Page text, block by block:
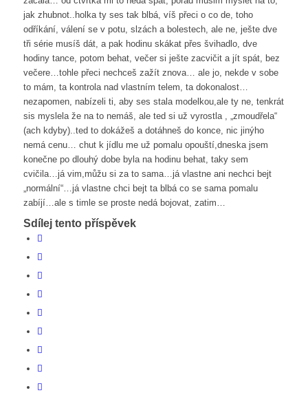
jak zhubnot..holka ty ses tak blbá, víš přeci o co de, toho
odříkání, válení se v potu, slzách a bolestech, ale ne, ješte dve
tři série musíš dát, a pak hodinu skákat přes švihadlo, dve
hodiny tance, potom behat, večer si ješte zacvičit a jít spát, bez
večere…tohle přeci nechceš zažít znova… ale jo, nekde v sobe
to mám, ta kontrola nad vlastním telem, ta dokonalost…
nezapomen, nabízeli ti, aby ses stala modelkou,ale ty ne, tenkrát
sis myslela že na to nemáš, ale ted si už vyrostla , „zmoudřela“
(ach kdyby)..ted to dokážeš a dotáhneš do konce, nic jinýho
nemá cenu… chut k jídlu me už pomalu opouští,dneska jsem
konečne po dlouhý dobe byla na hodinu behat, taky sem
cvičila…já vim,můžu si za to sama…já vlastne ani nechci bejt
„normální“…já vlastne chci bejt ta blbá co se sama pomalu
zabíjí…ale s timle se proste nedá bojovat, zatim…
Sdílej tento příspěvek